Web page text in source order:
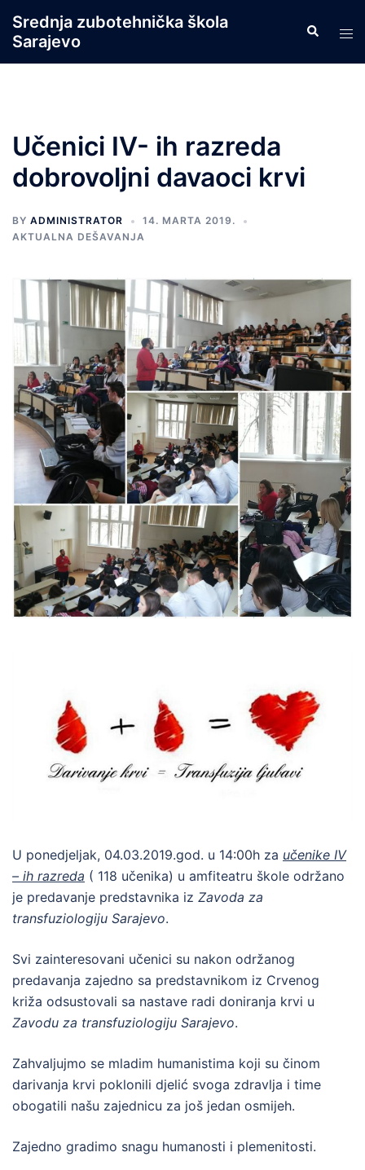
content
Srednja zubotehnička škola
Sarajevo
Search
Učenici IV- ih razreda
dobrovoljni davaoci krvi
BY ADMINISTRATOR
14. MARTA 2019.
AKTUALNA DEŠAVANJA
U ponedjeljak, 04.03.2019.god. u 14:00h za učenike IV
– ih razreda ( 118 učenika) u amfiteatru škole održano
je predavanje predstavnika iz Zavoda za
transfuziologiju Sarajevo.
Svi zainteresovani učenici su nakon održanog
predavanja zajedno sa predstavnikom iz Crvenog
križa odsustovali sa nastave radi doniranja krvi u
Zavodu za transfuziologiju Sarajevo.
Zahvaljujmo se mladim humanistima koji su činom
darivanja krvi poklonili djelić svoga zdravlja i time
obogatili našu zajednicu za još jedan osmijeh.
Zajedno gradimo snagu humanosti i plemenitosti.